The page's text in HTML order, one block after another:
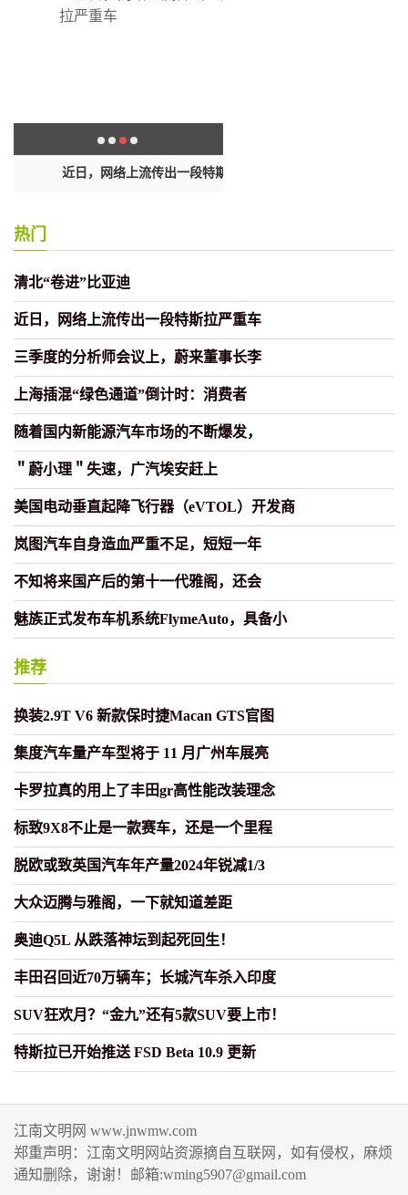
近日，网络上流传出一段特斯拉严重
热门
清北“卷进”比亚迪
近日，网络上流传出一段特斯拉严重车
三季度的分析师会议上，蔚来董事长李
上海插混“绿色通道”倒计时：消费者
随着国内新能源汽车市场的不断爆发，
＂蔚小理＂失速，广汽埃安赶上
美国电动垂直起降飞行器（eVTOL）开发商
岚图汽车自身造血严重不足，短短一年
不知将来国产后的第十一代雅阁，还会
魅族正式发布车机系统FlymeAuto，具备小
推荐
换装2.9T V6 新款保时捷Macan GTS官图
集度汽车量产车型将于 11 月广州车展亮
卡罗拉真的用上了丰田gr高性能改装理念
标致9X8不止是一款赛车，还是一个里程
脱欧或致英国汽车年产量2024年锐减1/3
大众迈腾与雅阁，一下就知道差距
奥迪Q5L 从跌落神坛到起死回生！
丰田召回近70万辆车；长城汽车杀入印度
SUV狂欢月？“金九”还有5款SUV要上市！
特斯拉已开始推送 FSD Beta 10.9 更新
江南文明网 www.jnwmw.com
郑重声明：江南文明网站资源摘自互联网，如有侵权，麻烦
通知删除，谢谢！邮箱:wming5907@gmail.com